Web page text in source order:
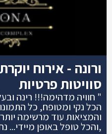
ורונה - אירוח
סוויטות פרטיות
" חוויה מדהימה!!! רינה
הכל נקי ומטופח, כל
והמציאות עוד מרשימה
,והכל טופל באופן מיידי...